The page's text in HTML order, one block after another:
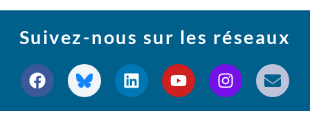
Suivez-nous sur les réseaux